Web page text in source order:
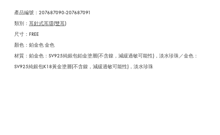
產品編號 ： 207687090-207687091
類別： 耳針式耳環(雙耳)
尺寸：FREE
顏色：鉑金色 金色
材質：鉑金色：SV925純銀包鉑金塗層(不含鎳，減緩過敏可能性)，淡水珍珠／金色：
SV925純銀包K18黃金塗層(不含鎳，減緩過敏可能性)，淡水珍珠